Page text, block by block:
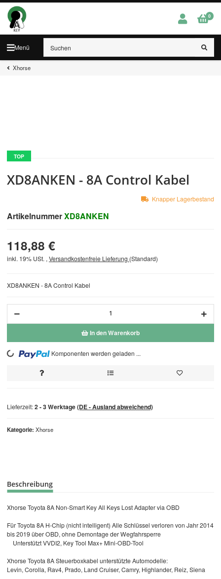
Menü
0
Xhorse
TOP
XD8ANKEN - 8A Control Kabel
ArtikelnummerXD8ANKEN
Kategorie Xhorse
XD8ANKEN - 8A Control Kabel
118,88 €
inkl. 19% USt. , Versandkostenfreie Lieferung (Standard)
In den Warenkorb
Loading... Komponenten werden geladen ...
Knapper Lagerbestand
Lieferzeit:2 - 3 Werktage(DE - Ausland abweichend)
Beschreibung
Xhorse Toyota 8A Non-Smart Key All Keys Lost Adapter via OBD
Für Toyota 8A H-Chip (nicht intelligent) Alle Schlüssel verloren von Jahr 2014
bis 2019 über OBD, ohne Demontage der Wegfahrsperre
Unterstützt VVDI2, Key Tool Max+ Mini-OBD-Tool
Xhorse Toyota 8A Steuerboxkabel unterstützte Automodelle:
Levin, Corolla, Rav4, Prado, Land Cruiser, Camry, Highlander, Reiz, Siena